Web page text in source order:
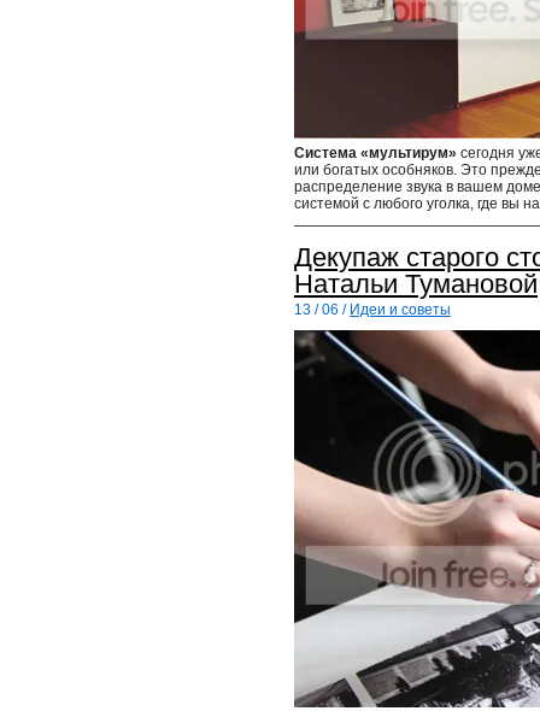
Система «мультирум» сегодня
или богатых особняков. Это
распределение звука в вашем
системой с любого уголка, где вы
Декупаж старого
Натальи Тумановой
13 / 06 / Идеи и советы